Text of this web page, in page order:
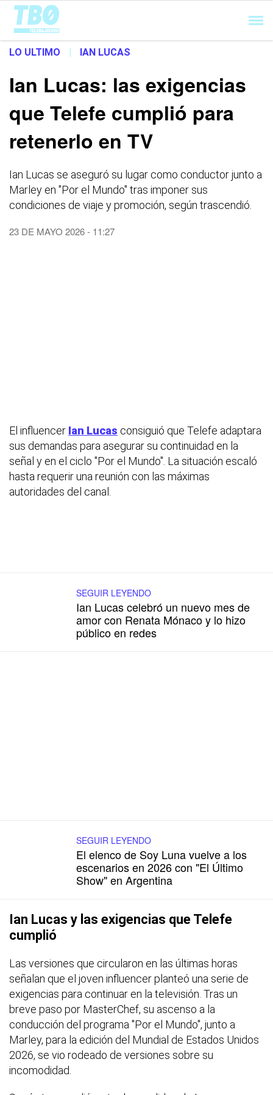
Cargando...
LO ULTIMO | IAN LUCAS
Ian Lucas: las exigencias
que Telefe cumplió para
retenerlo en TV
Ian Lucas se aseguró su lugar como conductor junto a
Marley en "Por el Mundo" tras imponer sus
condiciones de viaje y promoción, según trascendió.
23 DE MAYO 2026 - 11:27
El influencer Ian Lucas consiguió que Telefe adaptara
sus demandas para asegurar su continuidad en la
señal y en el ciclo "Por el Mundo". La situación escaló
hasta requerir una reunión con las máximas
autoridades del canal.
SEGUIR LEYENDO
Ian Lucas celebró un nuevo mes de
amor con Renata Mónaco y lo hizo
público en redes
SEGUIR LEYENDO
El elenco de Soy Luna vuelve a los
escenarios en 2026 con "El Último
Show" en Argentina
Ian Lucas y las exigencias que Telefe
cumplió
Las versiones que circularon en las últimas horas
señalan que el joven influencer planteó una serie de
exigencias para continuar en la televisión. Tras un
breve paso por MasterChef, su ascenso a la
conducción del programa "Por el Mundo", junto a
Marley, para la edición del Mundial de Estados Unidos
2026, se vio rodeado de versiones sobre su
incomodidad.